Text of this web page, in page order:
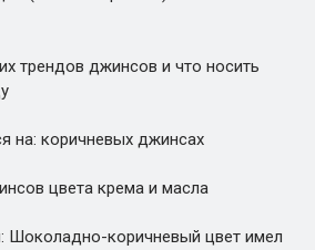
трендов джинсов и что носить
на: коричневых джинсах
цвета крема и масла
коричневый цвет имел